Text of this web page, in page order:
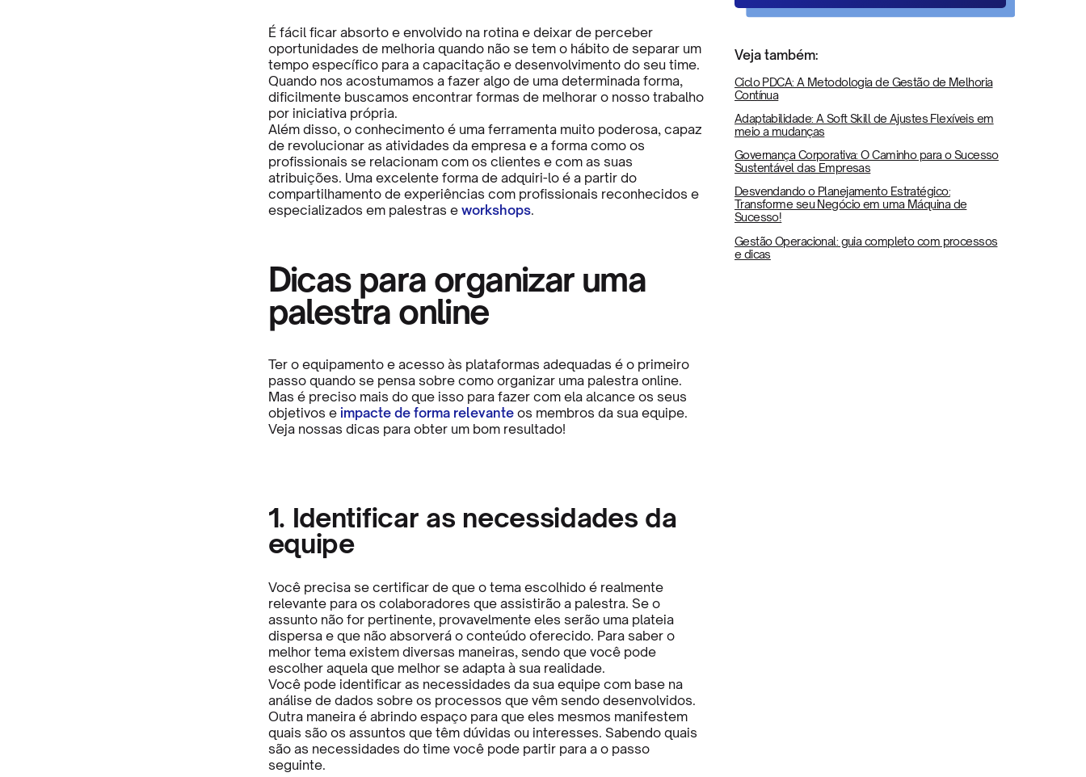
É fácil ficar absorto e envolvido na rotina e deixar de perceber
oportunidades de melhoria quando não se tem o hábito de separar um
tempo específico para a capacitação e desenvolvimento do seu time.
Quando nos acostumamos a fazer algo de uma determinada forma,
dificilmente buscamos encontrar formas de melhorar o nosso trabalho
por iniciativa própria.
Além disso, o conhecimento é uma ferramenta muito poderosa, capaz
de revolucionar as atividades da empresa e a forma como os
profissionais se relacionam com os clientes e com as suas
atribuições. Uma excelente forma de adquiri-lo é a partir do
compartilhamento de experiências com profissionais reconhecidos e
especializados em palestras e workshops.
Dicas para organizar uma
palestra online
Ter o equipamento e acesso às plataformas adequadas é o primeiro
passo quando se pensa sobre como organizar uma palestra online.
Mas é preciso mais do que isso para fazer com ela alcance os seus
objetivos e impacte de forma relevanteos membros da sua equipe.
Veja nossas dicas para obter um bom resultado!
1. Identificar as necessidades da
equipe
Você precisa se certificar de que o tema escolhido é realmente
relevante para os colaboradores que assistirão a palestra. Se o
assunto não for pertinente, provavelmente eles serão uma plateia
dispersa e que não absorverá o conteúdo oferecido. Para saber o
melhor tema existem diversas maneiras, sendo que você pode
escolher aquela que melhor se adapta à sua realidade.
Você pode identificar as necessidades da sua equipe com base na
análise de dados sobre os processos que vêm sendo desenvolvidos.
Outra maneira é abrindo espaço para que eles mesmos manifestem
quais são os assuntos que têm dúvidas ou interesses. Sabendo quais
são as necessidades do time você pode partir para a o passo
seguinte.
Veja também:
Ciclo PDCA: A Metodologia de Gestão de Melhoria
Contínua
Adaptabilidade: A Soft Skill de Ajustes Flexíveis em
meio a mudanças
Governança Corporativa: O Caminho para o Sucesso
Sustentável das Empresas
Desvendando o Planejamento Estratégico:
Transforme seu Negócio em uma Máquina de
Sucesso!
Gestão Operacional: guia completo com processos
e dicas